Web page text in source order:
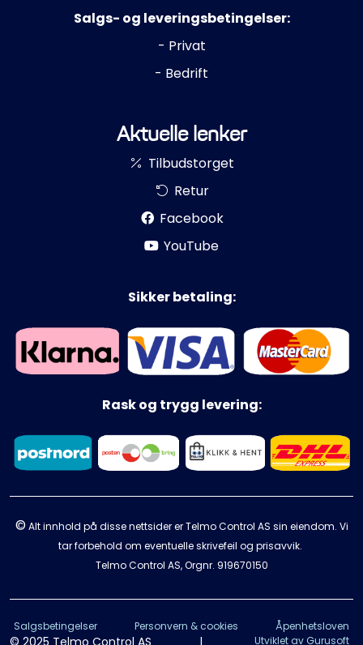
Salgs- og leveringsbetingelser:
- Privat
- Bedrift
Aktuelle lenker
Tilbudstorget
Retur
Facebook
YouTube
Sikker betaling:
Rask og trygg levering:
© Alt innhold på disse nettsider er Telmo Control AS sin eiendom. Vi
tar forbehold om eventuelle skrivefeil og prisavvik.
Telmo Control AS, Orgnr. 919670150
Salgsbetingelser Personvern & cookies Åpenhetsloven
© 2025 Telmo Control AS | Utviklet av Gurusoft